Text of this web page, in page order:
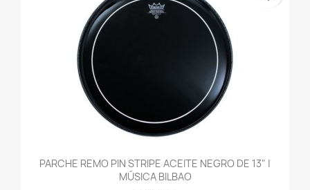
PARCHE REMO PIN STRIPE ACEITE NEGRO DE 13" |
MÚSICA BILBAO